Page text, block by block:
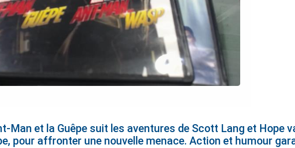
Man et la Guêpe suit les aventures de Scott Lang et Hope
pour affronter une nouvelle menace. Action et humour